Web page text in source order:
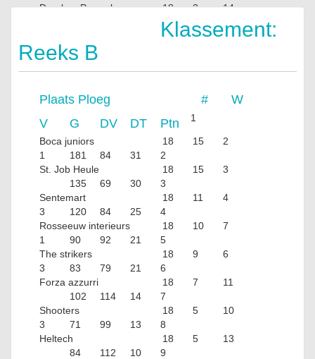
Dranken Pauwels
18 3
14
Klassement:
Reeks B
Plaats Ploeg #
W
V
G DV DT Ptn 1
Boca juniors 18 15
2
1
181 84 31
2
St. Job Heule
18 15
3
135
69 30
3
Sentemart
18 11
4
3
120 84 25
4
Rosseeuw interieurs
18 10
7
1
90 92 21
5
The strikers
18 9
6
3
83 79 21
6
Forza azzurri
18 7
11
102
114 14
7
Shooters
18 5
10
3
71 99 13
8
Heltech
18 5
13
84
112 10
9